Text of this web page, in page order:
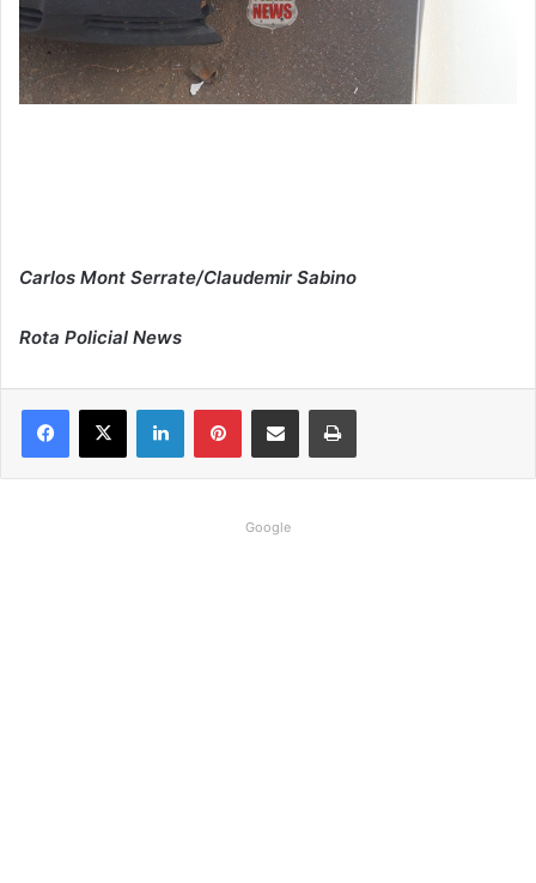
Carlos Mont Serrate/Claudemir Sabino
Rota Policial News
Google